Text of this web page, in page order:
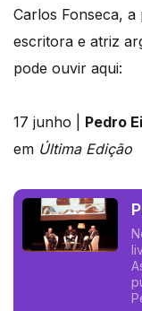
Carlos Fonseca,
escritora e atriz
pode ouvir aqui:
17 junho | Pedro
em Última Edição